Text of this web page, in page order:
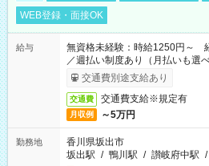
WEB登録・面接OK
給与
無資格未経験：時給1250円～
／週払い制度あり（月払いも選
了次第のお支払いとなります。
交通費別途支給あり
交通費 交通費支給※規定有
月収例 ～5万円
勤務地
香川県坂出市
坂出駅 / 鴨川駅 / 讃岐府中駅 /